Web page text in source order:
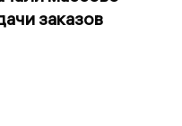
заказов